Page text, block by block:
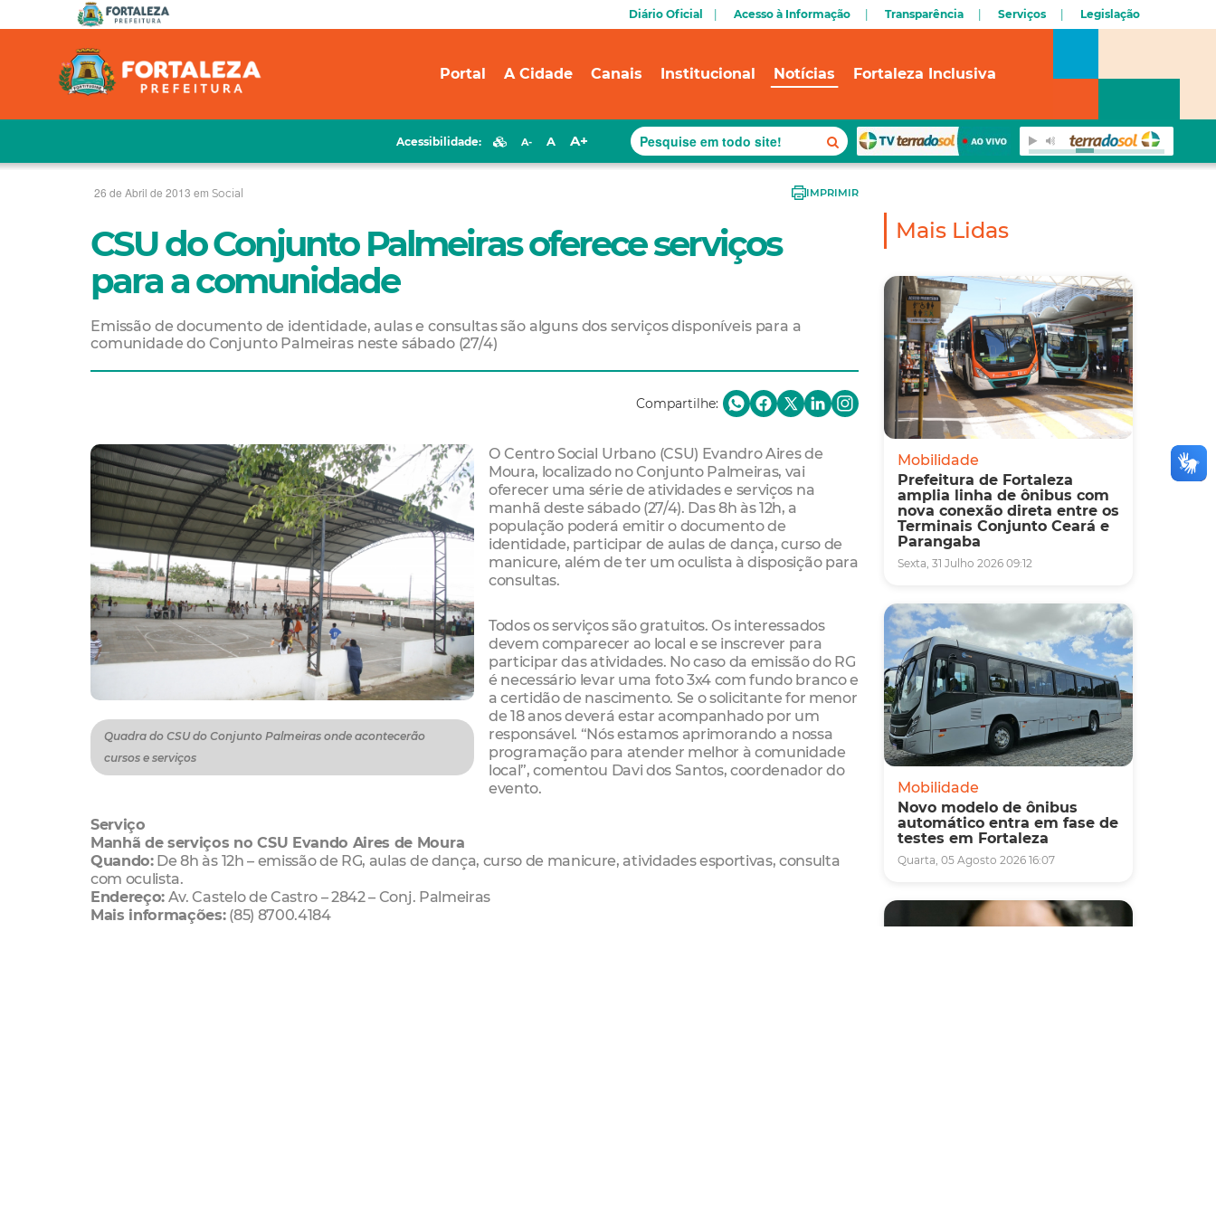
Diário Oficial Acesso à Informação Transparência Serviços Legislação
Portal A Cidade Canais Institucional Notícias Fortaleza Inclusiva
Acessibilidade: A- A A+
26 de Abril de 2013 em Social IMPRIMIR
CSU do Conjunto Palmeiras oferece serviços
para a comunidade
Emissão de documento de identidade, aulas e consultas são alguns dos serviços disponíveis para a
comunidade do Conjunto Palmeiras neste sábado (27/4)
Compartilhe:
Quadra do CSU do Conjunto Palmeiras onde acontecerão
cursos e serviços
O Centro Social Urbano (CSU) Evandro Aires de
Moura, localizado no Conjunto Palmeiras, vai
oferecer uma série de atividades e serviços na
manhã deste sábado (27/4). Das 8h às 12h, a
população poderá emitir o documento de
identidade, participar de aulas de dança, curso de
manicure, além de ter um oculista à disposição para
consultas.
Todos os serviços são gratuitos. Os interessados
devem comparecer ao local e se inscrever para
participar das atividades. No caso da emissão do RG
é necessário levar uma foto 3x4 com fundo branco e
a certidão de nascimento. Se o solicitante for menor
de 18 anos deverá estar acompanhado por um
responsável. “Nós estamos aprimorando a nossa
programação para atender melhor à comunidade
local”, comentou Davi dos Santos, coordenador do
evento.
Serviço
Manhã de serviços no CSU Evando Aires de Moura
Quando:De 8h às 12h – emissão de RG, aulas de dança, curso de manicure, atividades esportivas, consulta
com oculista.
Endereço: Av. Castelo de Castro – 2842 – Conj. Palmeiras
Mais informações:(85) 8700.4184
Mais Lidas
Mobilidade
Prefeitura de Fortaleza
amplia linha de ônibus com
nova conexão direta entre os
Terminais Conjunto Ceará e
Parangaba
Sexta, 31 Julho 2026 09:12
Mobilidade
Novo modelo de ônibus
automático entra em fase de
testes em Fortaleza
Quarta, 05 Agosto 2026 16:07